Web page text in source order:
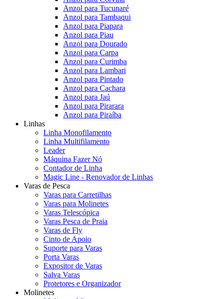
Anzol para Tucunaré
Anzol para Tambaqui
Anzol para Piapara
Anzol para Piau
Anzol para Dourado
Anzol para Carpa
Anzol para Curimba
Anzol para Lambari
Anzol para Pintado
Anzol para Cachara
Anzol para Jaú
Anzol para Pirarara
Anzol para Piraíba
Linhas
Linha Monofilamento
Linha Multifilamento
Leader
Máquina Fazer Nó
Contador de Linha
Magic Line - Renovador de Linhas
Varas de Pesca
Varas para Carretilhas
Varas para Molinetes
Varas Telescópica
Varas Pesca de Praia
Varas de Fly
Cinto de Apoio
Suporte para Varas
Porta Varas
Expositor de Varas
Salva Varas
Protetores e Organizador
Molinetes